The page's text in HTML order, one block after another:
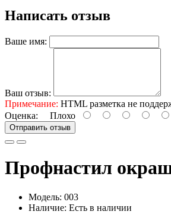
Написать отзыв
Ваше имя:
Ваш отзыв:
Примечание: HTML разметка не
Оценка: Плохо
Отправить отзыв
Профнастил
Модель: 003
Наличие: Есть в наличии